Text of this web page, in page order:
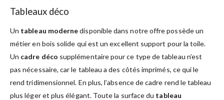
Tableaux déco
Un tableau modernedisponible dans notre offre possède un
métier en bois solide qui est un excellent support pour la toile.
Un cadre déco supplémentaire pour ce type de tableau n’est
pas nécessaire, car le tableau a des côtés imprimés, ce qui le
rend tridimensionnel. En plus, l’absence de cadre rend le tableau
plus léger et plus élégant. Toute la surface du tableau